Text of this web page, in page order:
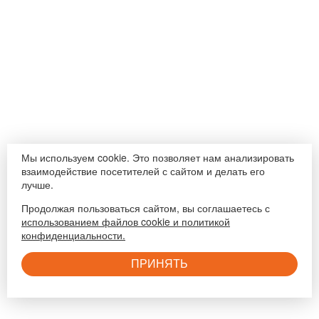
Мы используем cookie. Это позволяет нам анализировать
взаимодействие посетителей с сайтом и делать его
лучше.
Продолжая пользоваться сайтом, вы соглашаетесь с
использованием файлов cookie и политикой
конфиденциальности.
ПРИНЯТЬ